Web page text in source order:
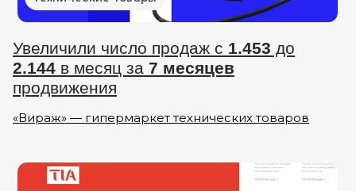
Увеличили число продаж с 1.453 до
2.144 в месяц за 7 месяцев
продвижения
«Вираж» — гипермаркет технических товаров